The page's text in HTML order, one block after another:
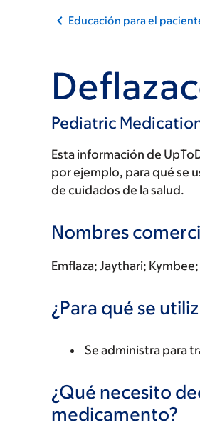
Educación para el
Pediatric
Esta información de
por ejemplo, para qué se
de cuidados de la salud.
Nombres
Emflaza; Jaythari;
¿Para qué se
Se administra para
¿Qué necesito
medicamento?